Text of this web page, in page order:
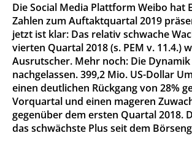
Die Social Media Plattform Weibo hat
Zahlen zum Auftaktquartal 2019
jetzt ist klar: Das relativ schwache
vierten Quartal 2018 (s. PEM v. 11.4.)
Ausrutscher. Mehr noch: Die
nachgelassen. 399,2 Mio. US-Dollar
einen deutlichen Rückgang von 28%
Vorquartal und einen mageren
gegenüber dem ersten Quartal 2018.
das schwächste Plus seit dem